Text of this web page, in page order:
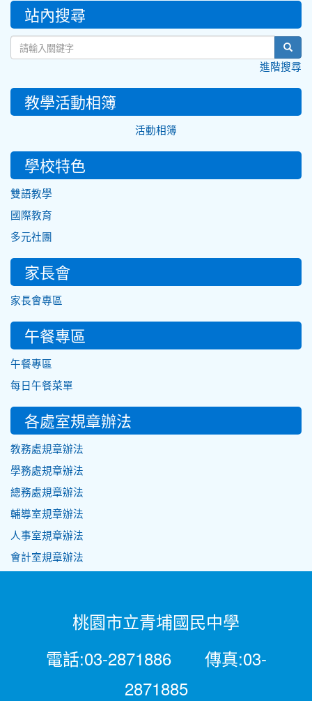
::: 站內搜尋
進階搜尋
教學活動相簿
活動相簿
學校特色
雙語教學
國際教育
多元社團
家長會
家長會專區
午餐專區
午餐專區
每日午餐菜單
各處室規章辦法
教務處規章辦法
學務處規章辦法
總務處規章辦法
輔導室規章辦法
人事室規章辦法
會計室規章辦法
桃園市立青埔國民中學
電話:03-2871886 傳真:03-
2871885